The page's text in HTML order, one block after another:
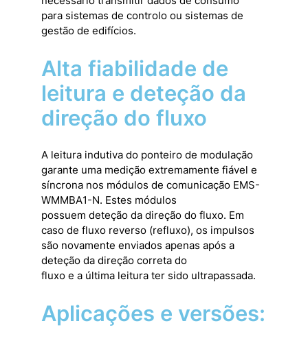
para sistemas de controlo ou sistemas de
gestão de edifícios.
Alta fiabilidade de
leitura e deteção da
direção do fluxo
A leitura indutiva do ponteiro de modulação
garante uma medição extremamente fiável e
síncrona nos módulos de comunicação EMS-
WMMBA1-N. Estes módulos
possuem deteção da direção do fluxo. Em
caso de fluxo reverso (refluxo), os impulsos
são novamente enviados apenas após a
deteção da direção correta do
fluxo e a última leitura ter sido ultrapassada.
Aplicações e versões: